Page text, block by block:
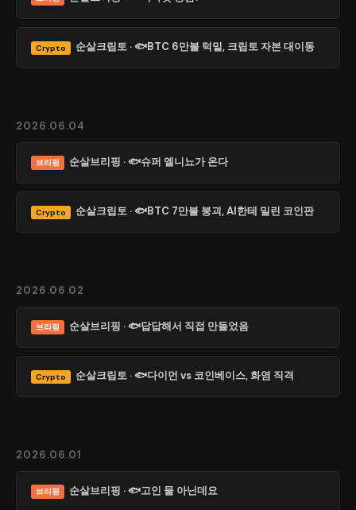
Crypto 순살크립토 · 🐟BTC 6만불 턱밑, 크립토 자본 대이동
2026.06.04
브리핑 순살브리핑 · 🐟슈퍼 엘니뇨가 온다
Crypto 순살크립토 · 🐟BTC 7만불 붕괴, AI한테 밀린 코인판
2026.06.02
브리핑 순살브리핑 · 🐟답답해서 직접 만들었음
Crypto 순살크립토 · 🐟다이먼 vs 코인베이스, 화염 직격
2026.06.01
브리핑 순살브리핑 · 🐟고인 물 아닌데요